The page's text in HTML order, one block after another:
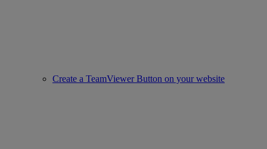
Create a TeamViewer Button on your website